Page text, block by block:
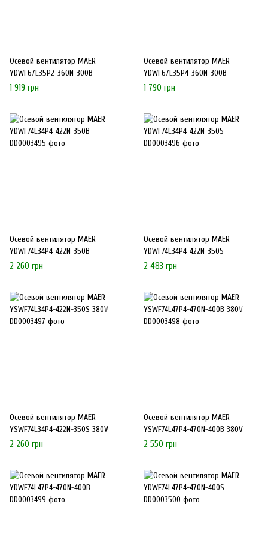
Осевой вентилятор MAER
YDWF67L35P2-360N-300B
1 919 грн
Осевой вентилятор MAER
YDWF67L35P4-360N-300B
1 790 грн
Осевой вентилятор MAER
YDWF74L34P4-422N-350B
2 260 грн
Осевой вентилятор MAER
YDWF74L34P4-422N-350S
2 483 грн
Осевой вентилятор MAER
YSWF74L34P4-422N-350S 380V
2 260 грн
Осевой вентилятор MAER
YSWF74L47P4-470N-400B 380V
2 550 грн